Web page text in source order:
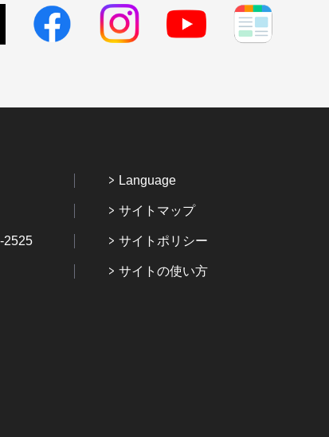
2525
Language
サイトマップ
サイトポリシー
サイトの使い方